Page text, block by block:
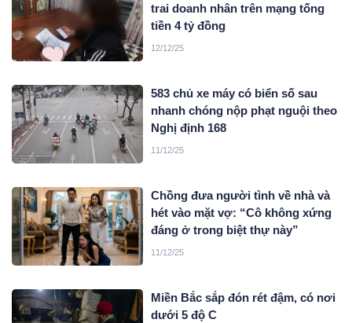
trai doanh nhân trên mạng tống
tiền 4 tỷ đồng
12/12/25
583 chủ xe máy có biển số sau
nhanh chóng nộp phạt nguội theo
Nghị định 168
11/12/25
Chồng đưa người tình về nhà và
hét vào mặt vợ: “Cô không xứng
đáng ở trong biệt thự này”
11/12/25
Miền Bắc sắp đón rét đậm, có nơi
dưới 5 độ C